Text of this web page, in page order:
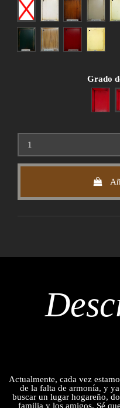
NingunoBlanco CerezoGris
Patina verdeRoble patinado
Grado
Poco
Actualmente, cada vez
de la falta de armonía, y
buscar un lugar hogareño,
familia y los amigos. Sé